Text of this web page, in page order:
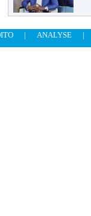
| ANALYSE
|